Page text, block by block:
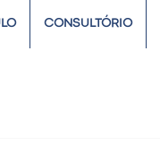
CONSULTÓRIO